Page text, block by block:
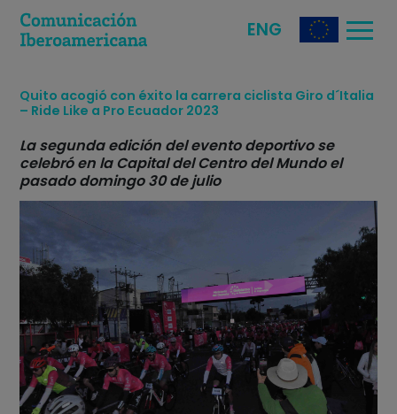
ENG
Quito acogió con éxito la carrera ciclista Giro d´Italia
– Ride Like a Pro Ecuador 2023
La segunda edición del evento deportivo se
celebró en la Capital del Centro del Mundo el
pasado domingo 30 de julio